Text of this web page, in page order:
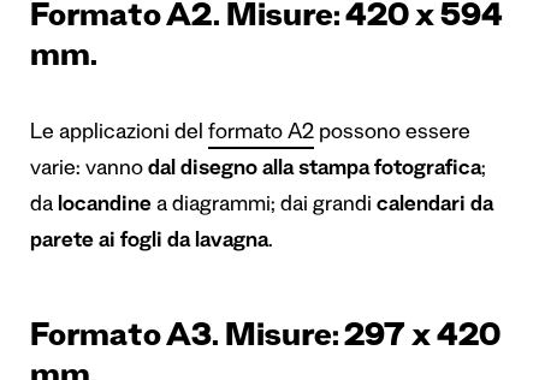
Formato A2. Misure: 420 x 594
mm.
Le applicazioni del formato A2 possono essere
varie: vanno dal disegno alla stampa fotografica;
da locandine a diagrammi; dai grandi calendari da
parete ai fogli da lavagna.
Formato A3. Misure: 297 x 420